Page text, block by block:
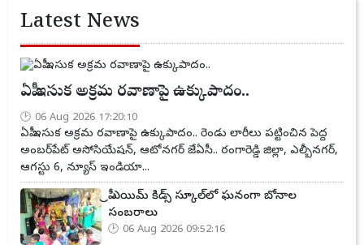
Latest News
ఏపీ ఇసుక అక్రమ రవాణాపై ఉక్కుపాదం..
06 Aug 2026 17:20:10
ఏపీ ఇసుక అక్రమ రవాణాపై ఉక్కుపాదం.. రెండు లారీలు పట్టించిన పెద్ద
అంబర్‌పేట్ అసోసియేషన్, ఆటోనగర్ జేఏసీ.. రంగారెడ్డి జిల్లా, ఎల్బీనగర్,
ఆగస్టు 6, న్యూస్ ఇండియా...
ప్రీ ఎయిమ్ కిడ్స్ స్కూల్‌లో ఘనంగా బోనాల
సంబరాలు
06 Aug 2026 09:52:16